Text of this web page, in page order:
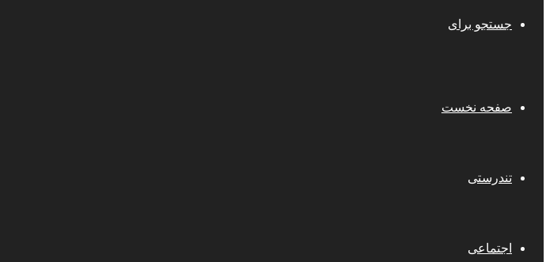
جستجو برای
صفحه نخست
تندرستی
اجتماعی